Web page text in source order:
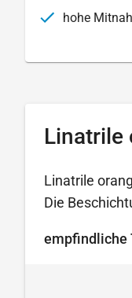
hohe
Linatrile
Linatrile
Die
empfindliche